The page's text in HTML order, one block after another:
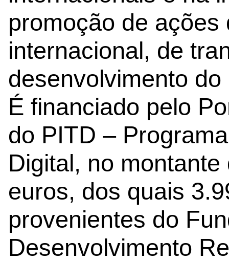
promoção de ações
internacional, de
desenvolvimento
É financiado pelo
do PITD –
Digital, no
euros, dos quais
provenientes do
Desenvolvimento